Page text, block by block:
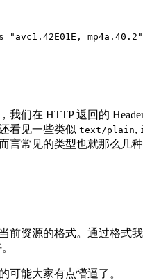
mp4a.40.2"
我们在 HTTP 返回的
看见一些类似 text/plain,
言常见的类型也就那么几
前资源的格式。通过格式
可能大家有点懵逼了。